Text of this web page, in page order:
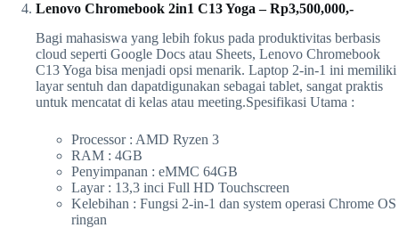
Lenovo Chromebook 2in1 C13 Yoga – Rp3,500,000,-
Bagi mahasiswa yang lebih fokus pada produktivitas berbasis
cloud seperti Google Docs atau Sheets, Lenovo Chromebook
C13 Yoga bisa menjadi opsi menarik. Laptop 2-in-1 ini memiliki
layar sentuh dan dapatdigunakan sebagai tablet, sangat praktis
untuk mencatat di kelas atau meeting.Spesifikasi Utama :
Processor : AMD Ryzen 3
RAM : 4GB
Penyimpanan : eMMC 64GB
Layar : 13,3 inci Full HD Touchscreen
Kelebihan : Fungsi 2-in-1 dan system operasi Chrome OS
ringan